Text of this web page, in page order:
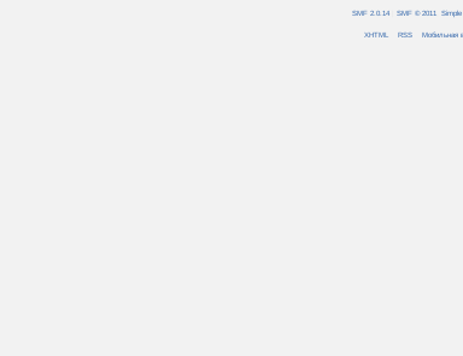
SMF 2.0.14 SMF © 2011
XHTML RSS Мобильная